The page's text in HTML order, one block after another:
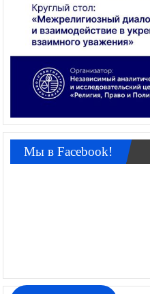
Мы в Facebook!